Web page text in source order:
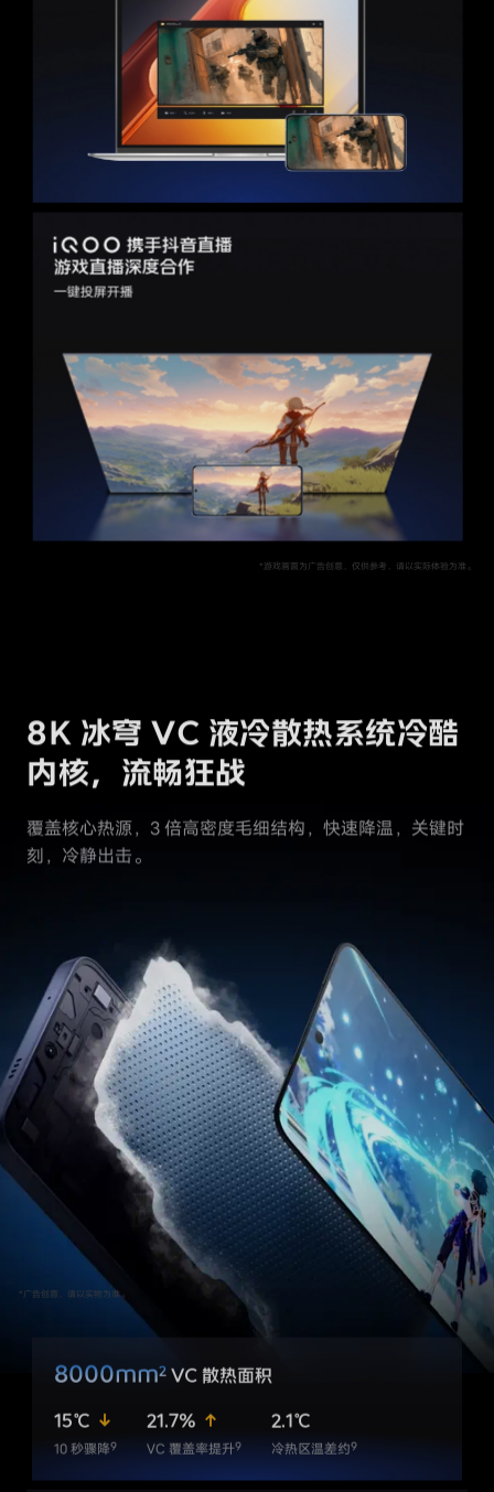
*广告创意，请以实物为准。
携手抖音直播
游戏直播深度合作
一键投屏开播
8K 冰穹 VC 液冷散热系统冷酷
内核，流畅狂战
覆盖核心热源，3 倍高密度毛细结构，快速降温，关键时
刻，冷静出击。
8000mm2VC 散热面积
15℃
10 秒骤降9
21.7%
VC 覆盖率提升9
2.1℃
冷热区温差约9